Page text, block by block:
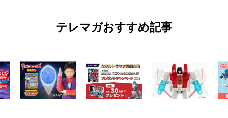
テレマガおすすめ記事